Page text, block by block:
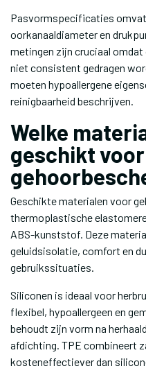
Pasvormspecificaties
oorkanaaldiameter en
metingen zijn cruciaal
niet consistent gedragen
moeten hypoallergene
reinigbaarheid beschrijven.
Welke
geschikt voor
Geschikte materialen voor
thermoplastische
ABS-kunststof. Deze
geluidsisolatie, comfort en
gebruikssituaties.
Siliconen is ideaal voor
flexibel, hypoallergeen en
behoudt zijn vorm na
afdichting. TPE combineert
kosteneffectiever dan